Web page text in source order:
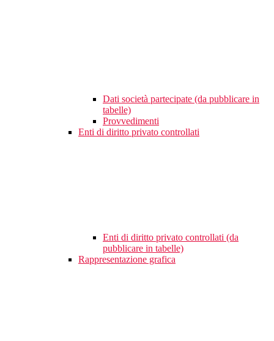
Dati società partecipate (da pubblicare in
tabelle)
Provvedimenti
Enti di diritto privato controllati
Enti di diritto privato controllati (da
pubblicare in tabelle)
Rappresentazione grafica